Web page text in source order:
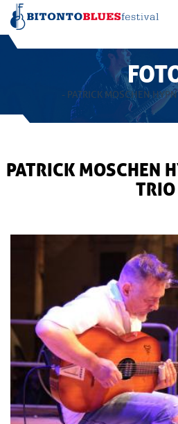
- PATRICK MOSCHEN
PATRICK MOSCHEN
TRIO